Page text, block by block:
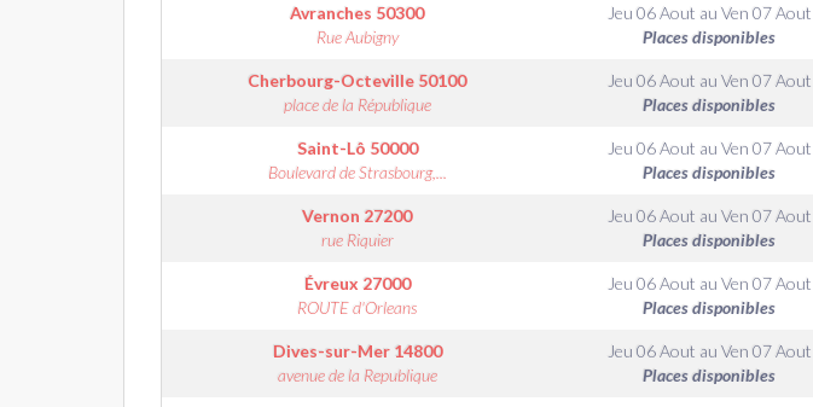
Avranches 50300
Rue Aubigny
Jeu 06 Aout au Ven 07 Aout
Places disponibles
Cherbourg-Octeville 50100
place de la République
Jeu 06 Aout au Ven 07 Aout
Places disponibles
Saint-Lô 50000
Boulevard de Strasbourg,...
Jeu 06 Aout au Ven 07 Aout
Places disponibles
Vernon 27200
rue Riquier
Jeu 06 Aout au Ven 07 Aout
Places disponibles
Évreux 27000
ROUTE d'Orleans
Jeu 06 Aout au Ven 07 Aout
Places disponibles
Dives-sur-Mer 14800
avenue de la Republique
Jeu 06 Aout au Ven 07 Aout
Places disponibles